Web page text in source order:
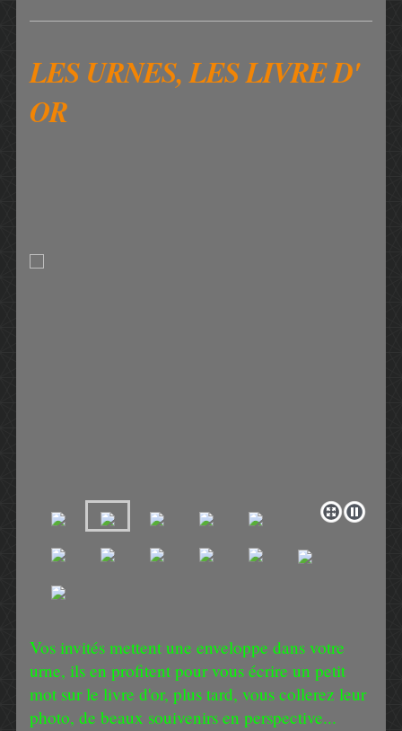
LES URNES, LES LIVRE D'
OR
Vos invités mettent une enveloppe dans votre
urne, ils en profitent pour vous écrire un petit
mot sur le livre d'or, plus tard, vous collerez leur
photo, de beaux souivenirs en perspective...